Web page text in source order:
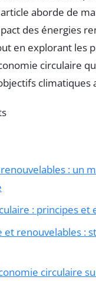
aborde de
des énergies
en explorant les
circulaire
climatiques
: un
: principes et
et renouvelables :
circulaire